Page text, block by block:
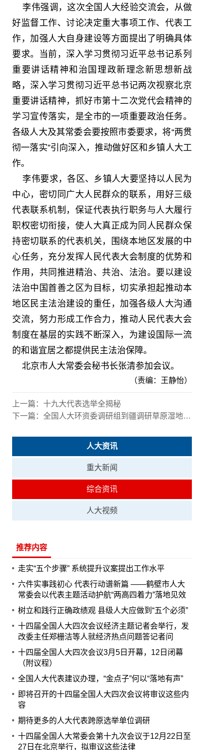
李伟强调，这次全国人大经验交流会，从做
好监督工作、讨论决定重大事项工作、代表工
作，加强人大自身建设等方面提出了明确具体
要求。当前，深入学习贯彻习近平总书记系列
重要讲话精神和治国理政新理念新思想新战
略，深入学习贯彻习近平总书记两次视察北京
重要讲话精神，抓好市第十二次党代会精神的
学习宣传落实，是全市的一项重要政治任务。
各级人大及其常委会要按照市委要求，将“两贯
彻一落实”引向深入，推动做好区和乡镇人大工
作。
李伟要求，各区、乡镇人大要坚持以人民为
中心，密切同广大人民群众的联系，用好三级
代表联系机制，保证代表执行职务与人大履行
职权密切衔接，使人大真正成为同人民群众保
持密切联系的代表机关，围绕本地区发展的中
心任务，充分发挥人民代表大会制度的优势和
作用，共同推进精治、共治、法治。要以建设
法治中国首善之区为目标，切实承担起推动本
地区民主法治建设的重任，加强各级人大沟通
交流，努力形成工作合力，推动人民代表大会
制度在基层的实践不断深入，为建设国际一流
的和谐宜居之都提供民主法治保障。
北京市人大常委会秘书长张清参加会议。
（责编：王静怡）
上一篇： 十九大代表选举全揭秘
下一篇： 全国人大环资委调研组到疆调研草原湿地保护等情况
人大资讯
重大新闻
综合资讯
人大视频
推荐内容
走实“五个步骤” 系统提升议案提出工作水平
六件实事践初心 代表行动谱新篇 ——鹤壁市人大
常委会以代表主题活动护航“两高四着力”落地见效
树立和践行正确政绩观 县级人大应做到“五个必须”
十四届全国人大四次会议经济主题记者会举行，发
改委主任郑栅洁等人就经济热点问题答记者问
十四届全国人大四次会议3月5日开幕，12日闭幕
（附议程）
全国人大代表建议办理，“金点子”何以“落地有声”
即将召开的十四届全国人大四次会议将审议这些内
容
期待更多的人大代表跨原选举单位调研
十四届全国人大常委会第十九次会议于12月22日至
27日在北京举行，拟审议这些法律